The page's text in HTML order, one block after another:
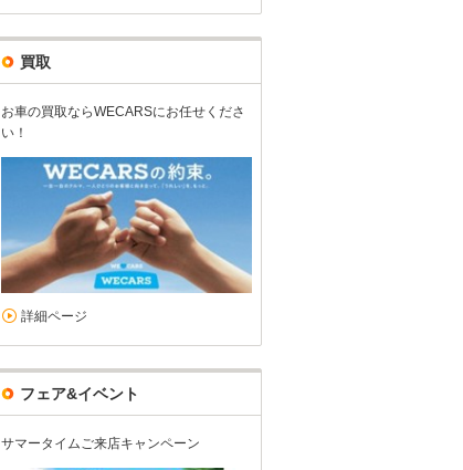
買取
お車の買取ならWECARSにお任せくださ
い！
詳細ページ
フェア&イベント
サマータイムご来店キャンペーン